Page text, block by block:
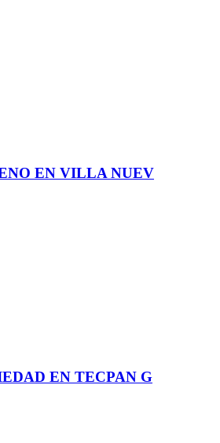
EN VILLA NUEV
EN TECPAN G